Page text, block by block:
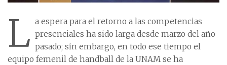
L a espera para el retorno a las competencias
presenciales ha sido larga desde marzo del año
pasado; sin embargo, en todo ese tiempo el
equipo femenil de handball de la UNAM se ha